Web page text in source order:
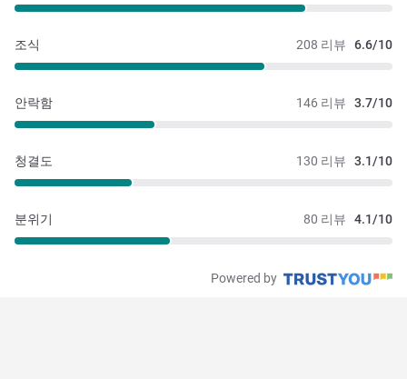
208 리뷰 6.6/10
조식
146 리뷰 3.7/10
안락함
130 리뷰 3.1/10
청결도
80 리뷰 4.1/10
분위기
Powered by